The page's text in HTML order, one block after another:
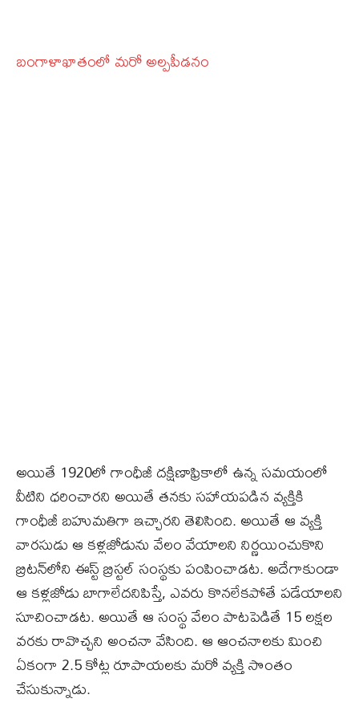
బంగాళాఖాతంలో మరో అల్పపీడనం
అయితే 1920లో గాంధీజీ దక్షిణాఫ్రికాలో ఉన్న సమయంలో
వీటిని ధరించారని అయితే తనకు సహాయపడిన వ్యక్తికి
గాంధీజీ బహుమతిగా ఇచ్చారని తెలిసింది. అయితే ఆ వ్యక్తి
వారసుడు ఆ కళ్లజోడును వేలం వేయాలని నిర్ణయించుకొని
బ్రిటన్‌లోని ఈస్ట్‌ బ్రిస్టల్‌ సంస్థకు పంపించాడట. అదేగాకుండా
ఆ కళ్లజోడు బాగాలేదనిపిస్తే, ఎవరు కొనలేకపోతే పడేయాలని
సూచించాడట. అయితే ఆ సంస్థ వేలం పాటపెడితే 15 లక్షల
వరకు రావొచ్చని అంచనా వేసింది. ఆ ఆంచనాలకు మించి
ఏకంగా 2.5 కోట్ల రూపాయలకు మరో వ్యక్తి సొంతం
చేసుకున్నాడు.